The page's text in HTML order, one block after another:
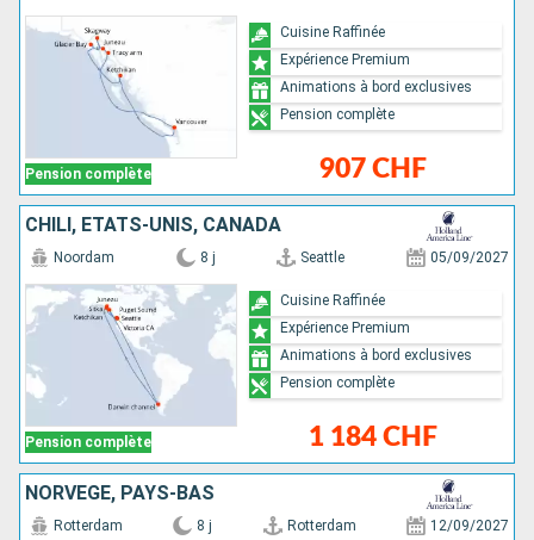
Pension complète 907 CHF
Cuisine Raffinée
Expérience Premium
Animations à bord exclusives
Pension complète
CHILI, ÉTATS-UNIS, CANADA
Pension complète
Noordam 8 j Seattle 05/09/2027
1 184 CHF
Cuisine Raffinée
Expérience Premium
Animations à bord exclusives
Pension complète
NORVÈGE, PAYS-BAS
Rotterdam 8 j Rotterdam 12/09/2027